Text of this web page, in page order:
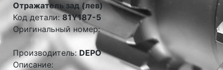
Отражатель зад (лев)
Код детали: 81Y187-5
Оригинальный номер:
Производитель:DEPO
Описание: